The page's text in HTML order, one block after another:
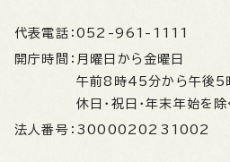
代表電話： 052-961-1111
開庁時間： 月曜日から金曜日
午前8時45分から午後5
休日・祝日・年末年始を除
法人番号： 3000020231002